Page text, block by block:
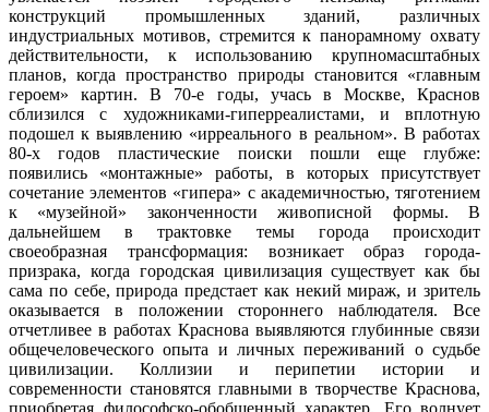
конструкций промышленных зданий, различных
индустриальных мотивов, стремится к панорамному охвату
действительности, к использованию крупномасштабных
планов, когда пространство природы становится «главным
героем» картин. В 70-е годы, учась в Москве, Краснов
сблизился с художниками-гиперреалистами, и вплотную
подошел к выявлению «ирреального в реальном». В работах
80-х годов пластические поиски пошли еще глубже:
появились «монтажные» работы, в которых присутствует
сочетание элементов «гипера» с академичностью, тяготением
к «музейной» законченности живописной формы. В
дальнейшем в трактовке темы города происходит
своеобразная трансформация: возникает образ города-
призрака, когда городская цивилизация существует как бы
сама по себе, природа предстает как некий мираж, и зритель
оказывается в положении стороннего наблюдателя. Все
отчетливее в работах Краснова выявляются глубинные связи
общечеловеческого опыта и личных переживаний о судьбе
цивилизации. Коллизии и перипетии истории и
современности становятся главными в творчестве Краснова,
приобретая философско-обобщенный характер. Его волнует